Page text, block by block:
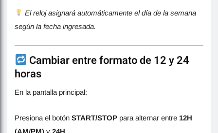
El reloj asignará automáticamente el día de la semana
según la fecha ingresada.
Cambiar entre formato de 12 y 24
horas
En la pantalla principal:
Presiona el botón START/STOP para alternar entre 12H
(AM/PM) y 24H.